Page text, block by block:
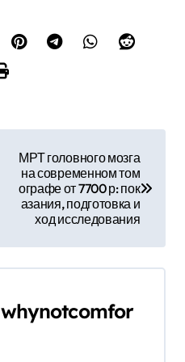
МРТ головного мозга
на современном том
ографе от 7700 р: пок
азания, подготовка и
ход исследования
whynotcomfor